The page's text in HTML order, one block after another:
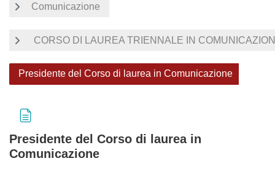
Comunicazione
CORSO DI LAUREA TRIENNALE IN
Presidente del Corso di laurea in Comunicazione
Presidente del Corso di laurea in
Comunicazione